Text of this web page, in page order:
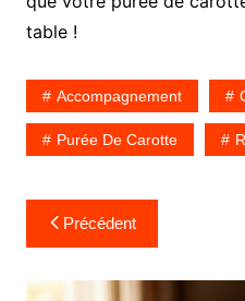
table !
Accompagnement
Purée De Carotte
Navigation
de
l’article
Précédent